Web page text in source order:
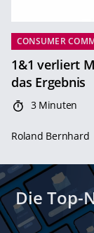
CONSUMER
1&1 verliert
das Ergebnis
3 Minuten
Roland Bernhard
Die Top-